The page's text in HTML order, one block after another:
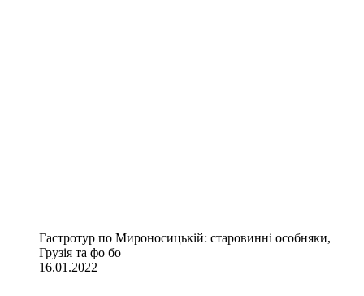
Гастротур по Мироносицькій: старовинні особняки,
Грузія та фо бо
16.01.2022